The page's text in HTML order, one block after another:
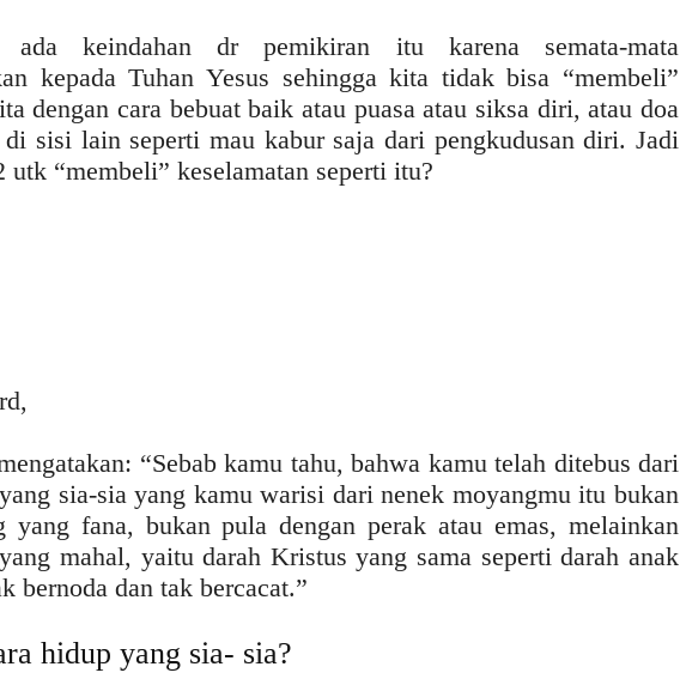
keindahan dr pemikiran itu karena semata-mata
kepada Tuhan Yesus sehingga kita tidak bisa “membeli”
dengan cara bebuat baik atau puasa atau siksa diri, atau doa
di sisi lain seperti mau kabur saja dari pengkudusan diri. Jadi
utk “membeli” keselamatan seperti itu?
“Sebab kamu tahu, bahwa kamu telah ditebus dari
sia-sia yang kamu warisi dari nenek moyangmu itu bukan
yang fana, bukan pula dengan perak atau emas, melainkan
mahal, yaitu darah Kristus yang sama seperti darah anak
bernoda dan tak bercacat.”
hidup yang sia- sia?